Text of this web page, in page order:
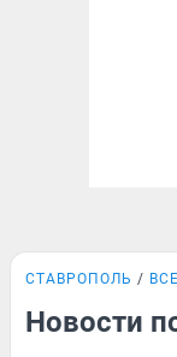
СТАВРОПОЛЬ
Новости